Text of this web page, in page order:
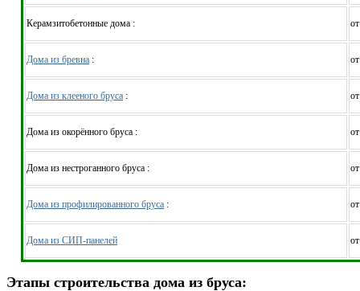
Керамзитобетонные дома :
Дома из бревна :
Дома из клееного бруса :
Дома из окорённого бруса :
Дома из нестроганного бруса :
Дома из профилированного бруса :
Дома из СИП-панелей
Этапы строительства дома из бруса: